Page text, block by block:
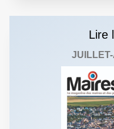
Lire
JUILLET-